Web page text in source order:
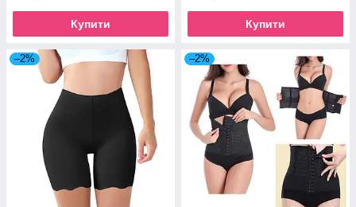
Купити Купити
–2% –2%